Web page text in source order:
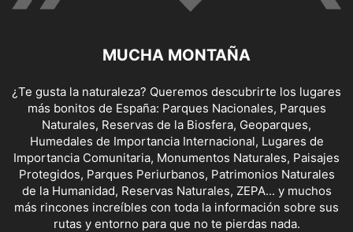
MUCHA MONTAÑA
¿Te gusta la naturaleza? Queremos descubrirte los lugares
más bonitos de España: Parques Nacionales, Parques
Naturales, Reservas de la Biosfera, Geoparques,
Humedales de Importancia Internacional, Lugares de
Importancia Comunitaria, Monumentos Naturales, Paisajes
Protegidos, Parques Periurbanos, Patrimonios Naturales
de la Humanidad, Reservas Naturales, ZEPA... y muchos
más rincones increíbles con toda la información sobre sus
rutas y entorno para que no te pierdas nada.